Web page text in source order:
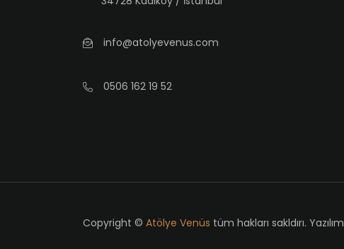
info@atolyevenus.com
0506 162 19 52
Copyright © Atölye Venüs tüm hakları sakldırı. Yazılım